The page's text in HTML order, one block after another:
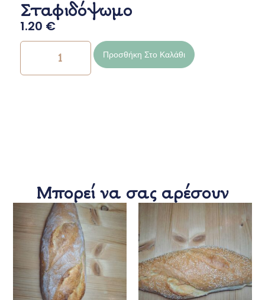
Σταφιδόψωμο
1.20 €
Προσθήκη Στο Καλάθι
Μπορεί να σας αρέσουν